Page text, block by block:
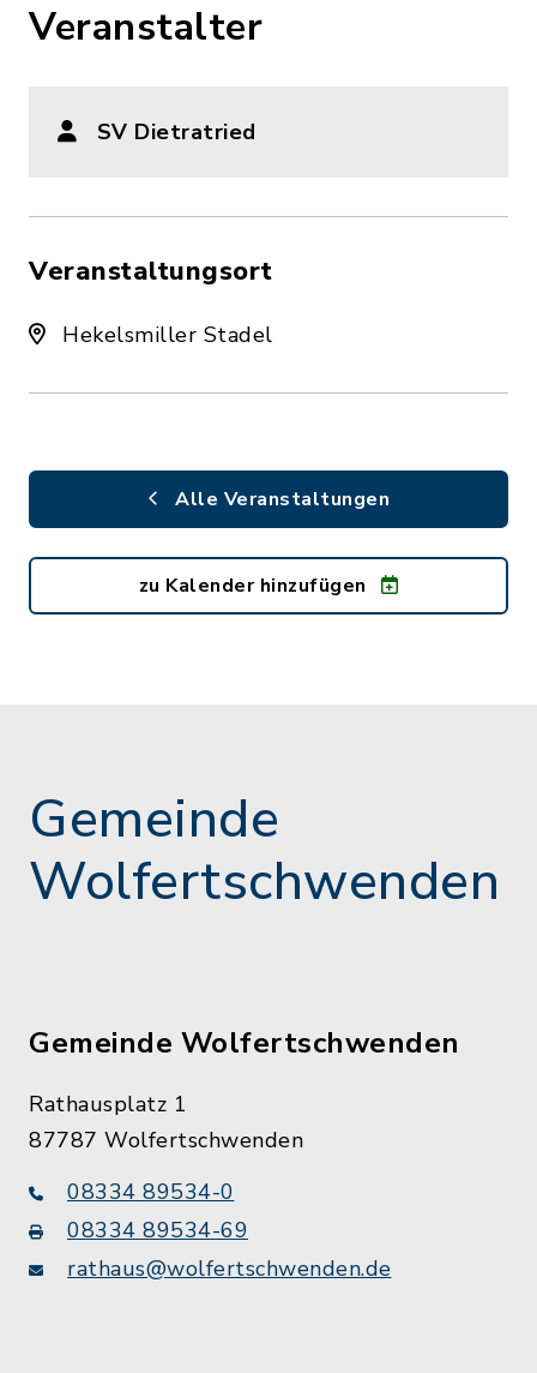
Veranstalter
SV Dietratried
Veranstaltungsort
Hekelsmiller Stadel
Alle Veranstaltungen
zu Kalender hinzufügen
Gemeinde
Wolfertschwenden
Gemeinde Wolfertschwenden
Rathausplatz 1
87787 Wolfertschwenden
08334 89534-0
08334 89534-69
rathaus@wolfertschwenden.de